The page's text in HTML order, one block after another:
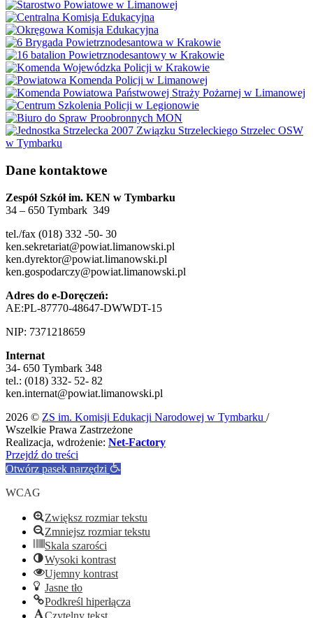
Dane kontaktowe
Zespół Szkół im. KEN w Tymbarku
34 – 650 Tymbark 349
tel./fax (018) 332 -50- 30
ken.sekretariat@powiat.limanowski.pl
ken.dyrektor@powiat.limanowski.pl
ken.gospodarczy@powiat.limanowski.pl
Adres do e-Doręczeń:
AE:PL-87770-48647-DWWDT-15
NIP: 7371218659
Internat
34- 650 Tymbark 348
tel.: (018) 332- 52- 82
ken.internat@powiat.limanowski.pl
2026 © ZS im. Komisji Edukacji Narodowej w Tymbarku /
Wszelkie Prawa Zastrzeżone
Realizacja, wdrożenie: Net-Factory
Przejdź do treści
Otwórz pasek narzędzi
WCAG
Zwiększ rozmiar tekstu
Zmniejsz rozmiar tekstu
Skala szarości
Wysoki kontrast
Ujemny kontrast
Jasne tło
Podkreśl hiperłącza
Czytelny tekst